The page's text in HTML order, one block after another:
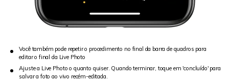
Você também pode repetir o procedimento no final da barra de quadros para
editar o final da Live Photo
Ajuste a Live Photo o quanto quiser. Quando terminar, toque em 'concluído' para
salvar a foto ao vivo recém-editada.